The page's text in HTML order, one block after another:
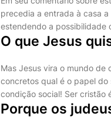
precedia a entrada à casa a
estendendo a possibilidade
O que Jesus
Mas Jesus vira o mundo
concretos qual é o papel
condição social! Ser cristão
Porque os